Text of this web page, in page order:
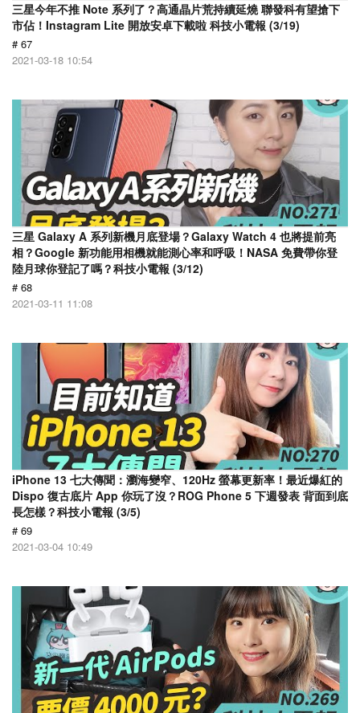
三星今年不推 Note 系列了？高通晶片荒持續延燒 聯發科有望搶下
市佔！Instagram Lite 開放安卓下載啦 科技小電報 (3/19)
# 67
2021-03-18 10:54
三星 Galaxy A 系列新機月底登場？Galaxy Watch 4 也將提前亮
相？Google 新功能用相機就能測心率和呼吸！NASA 免費帶你登
陸月球你登記了嗎？科技小電報 (3/12)
# 68
2021-03-11 11:08
iPhone 13 七大傳聞：瀏海變窄、120Hz 螢幕更新率！最近爆紅的
Dispo 復古底片 App 你玩了沒？ROG Phone 5 下週發表 背面到底
長怎樣？科技小電報 (3/5)
# 69
2021-03-04 10:49